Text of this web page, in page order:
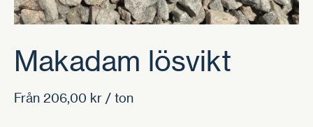
Makadam lösvikt
Från 206,00 kr / ton